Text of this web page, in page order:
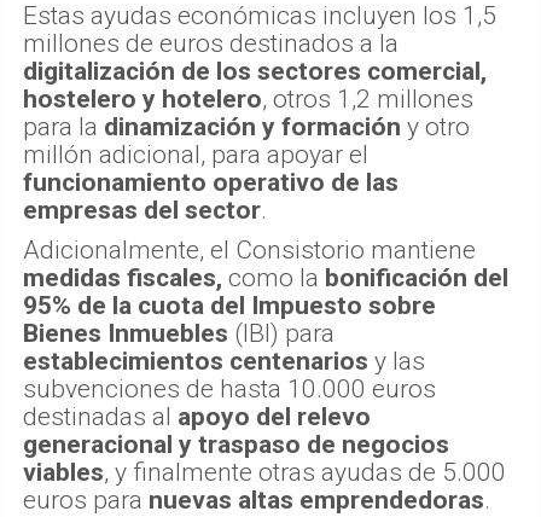
Estas ayudas económicas incluyen los 1,5
millones de euros destinados a la
digitalización de los sectores comercial,
hostelero y hotelero, otros 1,2 millones
para la dinamización y formación y otro
millón adicional, para apoyar el
funcionamiento operativo de las
empresas del sector.
Adicionalmente, el Consistorio mantiene
medidas fiscales, como la bonificación del
95% de la cuota del Impuesto sobre
Bienes Inmuebles (IBI) para
establecimientos centenarios y las
subvenciones de hasta 10.000 euros
destinadas al apoyo del relevo
generacional y traspaso de negocios
viables, y finalmente otras ayudas de 5.000
euros para nuevas altas emprendedoras.